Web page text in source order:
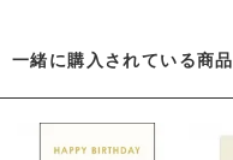
一緒に購入されている商品